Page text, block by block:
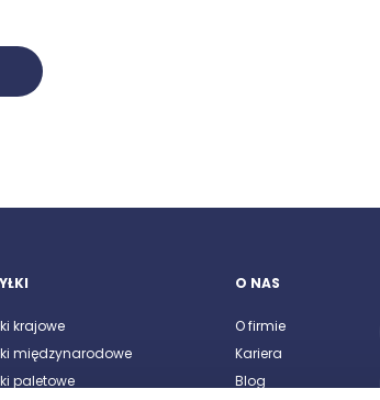
krajowe
międzynarodowe
paletowe
O NAS
O firmie
Kariera
Blog